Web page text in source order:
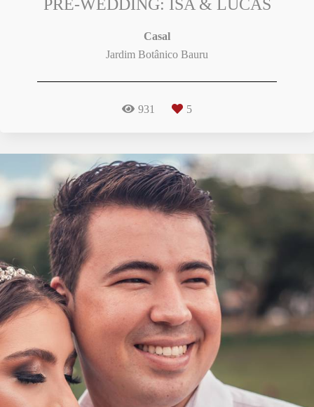
PRÉ-WEDDING: ISA & LUCAS
Casal
Jardim Botânico Bauru
931 5